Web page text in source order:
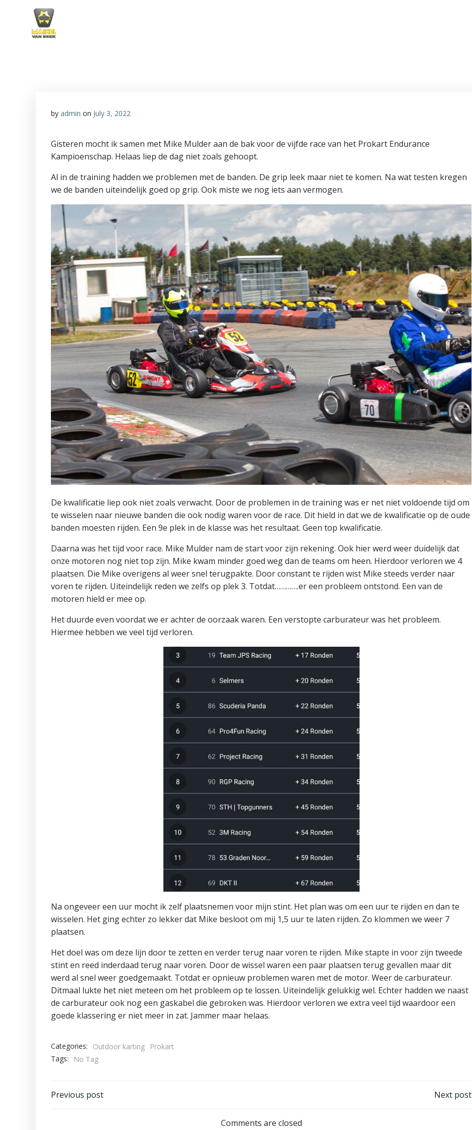
by admin on July 3, 2022
Gisteren mocht ik samen met Mike Mulder aan de bak voor de vijfde race van het Prokart Endurance
Kampioenschap. Helaas liep de dag niet zoals gehoopt.
Al in de training hadden we problemen met de banden. De grip leek maar niet te komen. Na wat testen kregen
we de banden uiteindelijk goed op grip. Ook miste we nog iets aan vermogen.
De kwalificatie liep ook niet zoals verwacht. Door de problemen in de training was er net niet voldoende tijd om
te wisselen naar nieuwe banden die ook nodig waren voor de race. Dit hield in dat we de kwalificatie op de oude
banden moesten rijden. Een 9e plek in de klasse was het resultaat. Geen top kwalificatie.
Daarna was het tijd voor race. Mike Mulder nam de start voor zijn rekening. Ook hier werd weer duidelijk dat
onze motoren nog niet top zijn. Mike kwam minder goed weg dan de teams om heen. Hierdoor verloren we 4
plaatsen. Die Mike overigens al weer snel terugpakte. Door constant te rijden wist Mike steeds verder naar
voren te rijden. Uiteindelijk reden we zelfs op plek 3. Totdat………….er een probleem ontstond. Een van de
motoren hield er mee op.
Het duurde even voordat we er achter de oorzaak waren. Een verstopte carburateur was het probleem.
Hiermee hebben we veel tijd verloren.
Na ongeveer een uur mocht ik zelf plaatsnemen voor mijn stint. Het plan was om een uur te rijden en dan te
wisselen. Het ging echter zo lekker dat Mike besloot om mij 1,5 uur te laten rijden. Zo klommen we weer 7
plaatsen.
Het doel was om deze lijn door te zetten en verder terug naar voren te rijden. Mike stapte in voor zijn tweede
stint en reed inderdaad terug naar voren. Door de wissel waren een paar plaatsen terug gevallen maar dit
werd al snel weer goedgemaakt. Totdat er opnieuw problemen waren met de motor. Weer de carburateur.
Ditmaal lukte het niet meteen om het probleem op te lossen. Uiteindelijk gelukkig wel. Echter hadden we naast
de carburateur ook nog een gaskabel die gebroken was. Hierdoor verloren we extra veel tijd waardoor een
goede klassering er niet meer in zat. Jammer maar helaas.
Categories: Outdoor karting
Prokart
Tags:
No Tag
Post
Previous post
navigation
Next post
Comments are closed